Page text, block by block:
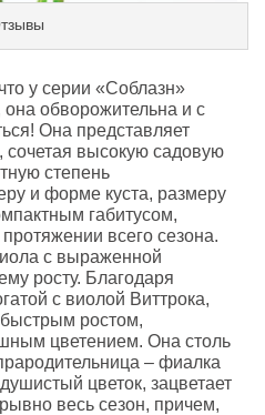
у серии «Соблазн»
обворожительна и с
Она представляет
высокую садовую
степень
и форме куста, размеру
габитусом,
всего сезона.
с выраженной
росту. Благодаря
с виолой Виттрока,
быстрым ростом,
цветением. Она столь
– фиалка
цветок, зацветает
весь сезон, причем,